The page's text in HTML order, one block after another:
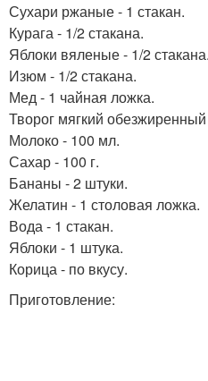
Сухари ржаные - 1 стакан.
Курага - 1/2 стакана.
Яблоки вяленые - 1/2 стакана.
Изюм - 1/2 стакана.
Мед - 1 чайная ложка.
Творог мягкий
Молоко - 100 мл.
Сахар - 100 г.
Бананы - 2 штуки.
Желатин - 1 столовая ложка.
Вода - 1 стакан.
Яблоки - 1 штука.
Корица - по вкусу.
Приготовление: